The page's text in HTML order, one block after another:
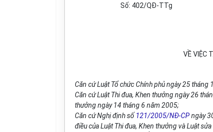
Số: 402/QĐ-TTg
VỀ VIỆC
Căn cứ Luật Tổ chức Chính phủ ngày 25 tháng
Căn cứ Luật Thi đua, Khen thưởng ngày 26
thưởng ngày 14 tháng 6 năm 2005;
Căn cứ Nghị định số 121/2005/NĐ-CPngày
điều của Luật Thi đua, Khen thưởng và Luật